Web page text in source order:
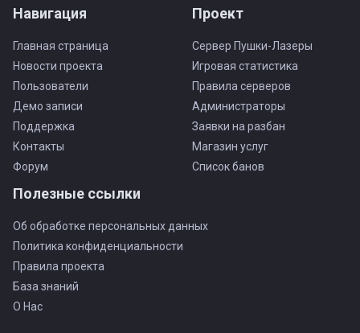
Навигация
Главная страница
Новости проекта
Пользователи
Демо записи
Поддержка
Контакты
Форум
Проект
Сервер Пушки-Лазеры
Игровая статистика
Правила серверов
Администраторы
Заявки на разбан
Магазин услуг
Список банов
Полезные ссылки
Об обработке персональных данных
Политика конфиденциальности
Правила проекта
База знаний
О Нас